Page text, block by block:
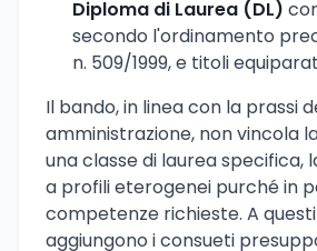
Diploma di Laurea (DL)
secondo l'ordinamento
n. 509/1999, e titoli
Il bando, in linea con la prassi
amministrazione, non vincola
una classe di laurea specifica,
a profili eterogenei purché in
competenze richieste. A
aggiungono i consueti